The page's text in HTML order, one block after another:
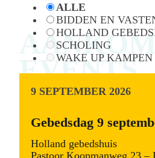
EVENTS
ALLE
BIDDEN EN
HOLLAND
SCHOLING
WAKE UP KAMPEN
9 SEPTEMBER 2026
Gebedsdag 9
Holland gebedshuis